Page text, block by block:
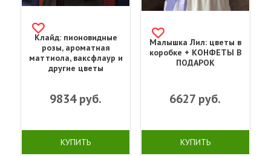
Клайд: пионовидные
розы, ароматная
маттиола, ваксфлаур и
другие цветы
9834руб.
КУПИТЬ
Малышка Лил: цветы в
коробке + КОНФЕТЫ В
ПОДАРОК
6627 руб.
КУПИТЬ